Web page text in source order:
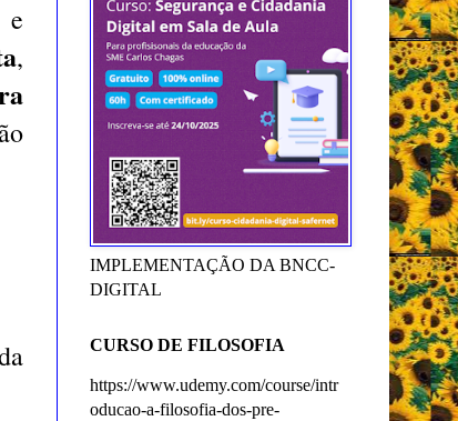
e
,
IMPLEMENTAÇÃO DA BNCC-
DIGITAL
CURSO DE FILOSOFIA
https://www.udemy.com/course/intr
oducao-a-filosofia-dos-pre-